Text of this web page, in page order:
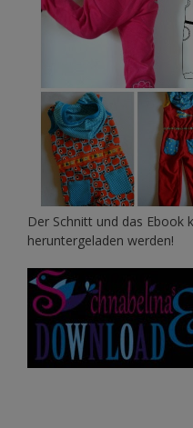
Der Schnitt und das Ebook
heruntergeladen werden!